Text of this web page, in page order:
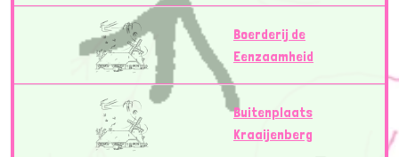
Boerderij de
Eenzaamheid
Buitenplaats
Kraaijenberg